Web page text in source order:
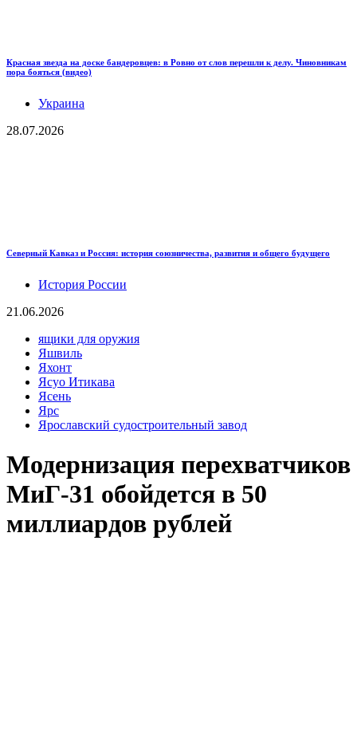
Красная звезда на доске бандеровцев: в Ровно от слов перешли к делу. Чиновникам
пора бояться (видео)
Украина
28.07.2026
Северный Кавказ и Россия: история союзничества, развития и общего будущего
История России
21.06.2026
ящики для оружия
Яшвиль
Яхонт
Ясуо Итикава
Ясень
Ярс
Ярославский судостроительный завод
Модернизация перехватчиков
МиГ-31 обойдется в 50
миллиардов рублей